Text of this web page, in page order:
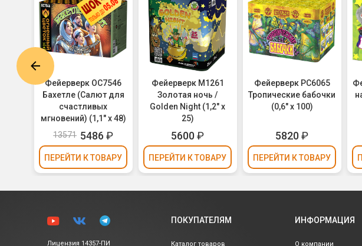
64-
Фейерверк ОС7546
Бахетле (Салют для
счастливых
мгновений) (1,1" х 48)
13571 5486 ₽
ПЕРЕЙТИ К ТОВАРУ
Фейерверк M1261
Золотая ночь /
Golden Night (1,2" х
25)
5600₽
ПЕРЕЙТИ К ТОВАРУ
Фейерверк РС6065
Тропические бабочки
(0,6" х 100)
5820₽
ПЕРЕЙТИ К ТОВАРУ
Лицензия 14357-ПИ
ПОКУПАТЕЛЯМ
Каталог товаров
ИНФОРМАЦИЯ
О компании